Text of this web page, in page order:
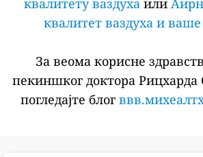
квалитету ваздуха или
квалитет ваздуха и
За веома корисне
пекиншког доктора
погледајте блог